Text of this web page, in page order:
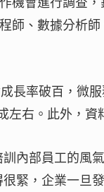
師、數據分析
長率破百，微
右。此外，資
內部員工的風
緊，企業一旦